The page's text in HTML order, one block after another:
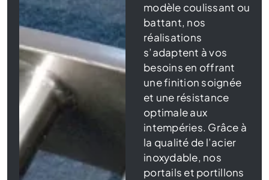
modèle coulissant ou
battant, nos
réalisations
s’adaptent à vos
besoins en offrant
une finition soignée
et une résistance
optimale aux
intempéries. Grâce à
la qualité de l’acier
inoxydable, nos
portails et portillons